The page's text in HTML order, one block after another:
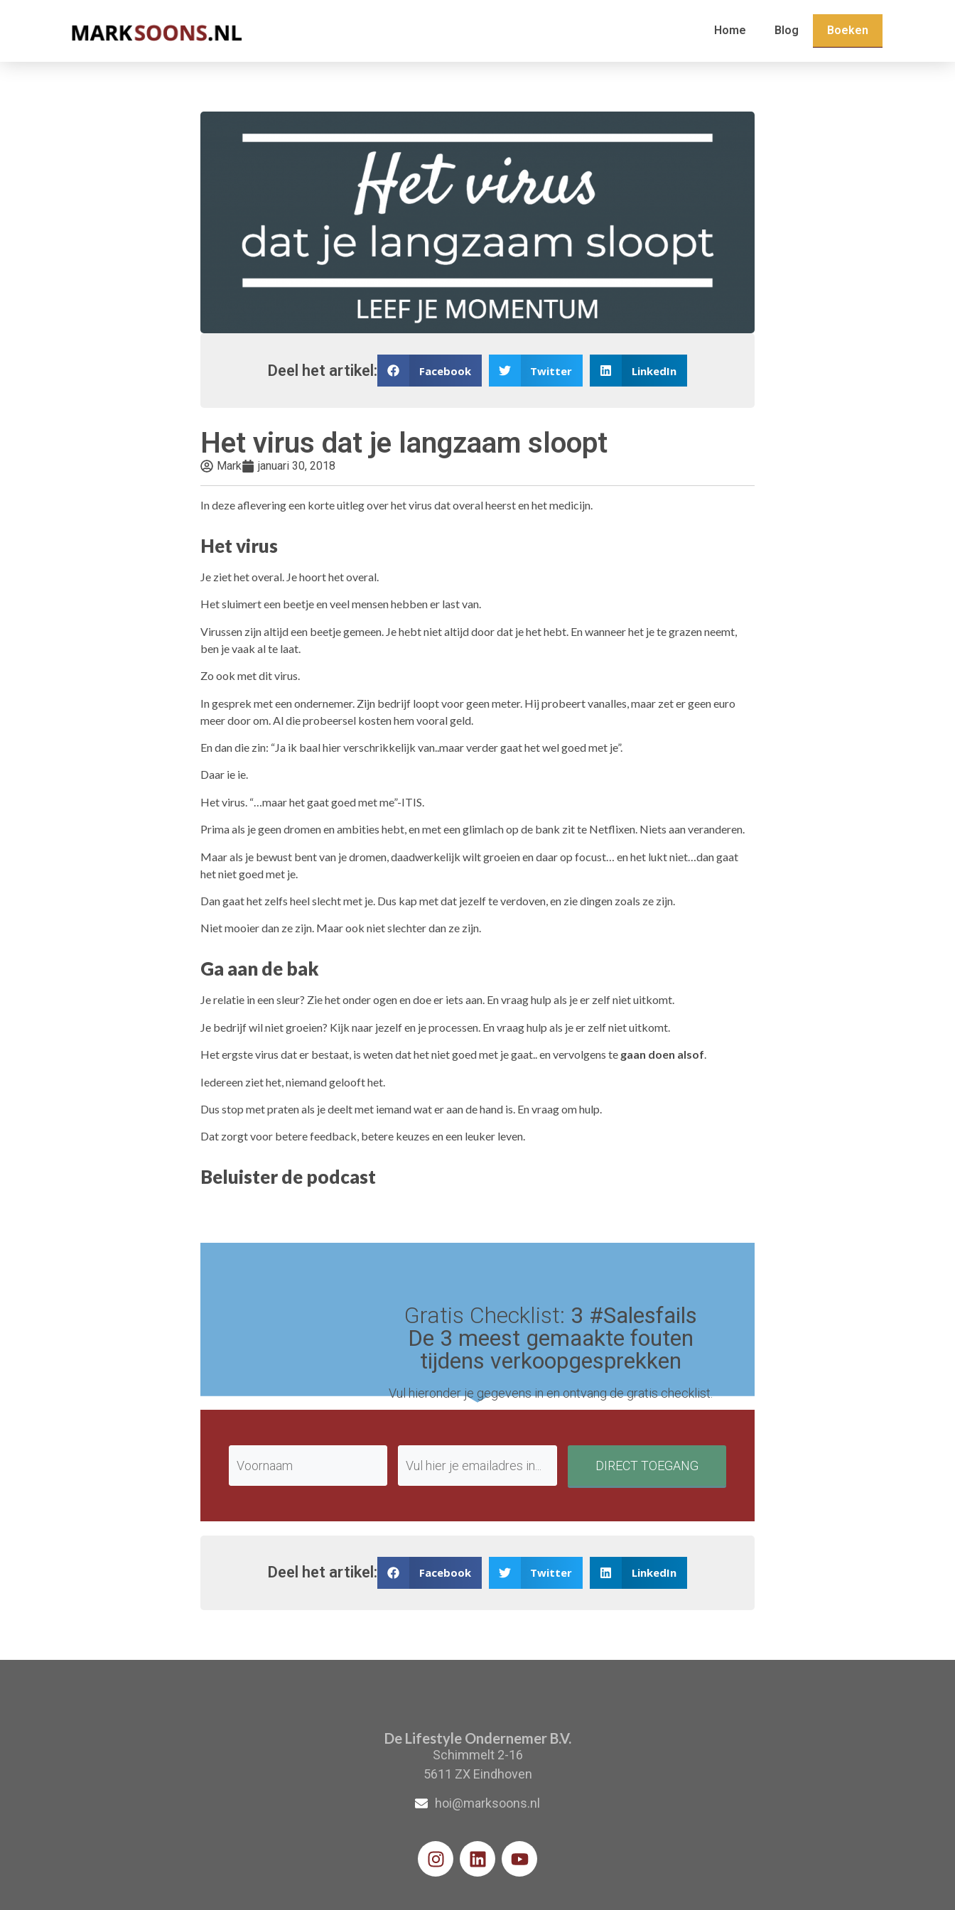
Home Blog Boeken
Deel het artikel: Facebook Twitter LinkedIn
Het virus dat je langzaam sloopt
Mark januari 30, 2018
In deze aflevering een korte uitleg over het virus dat overal heerst en het medicijn.
Het virus
Je ziet het overal. Je hoort het overal.
Het sluimert een beetje en veel mensen hebben er last van.
Virussen zijn altijd een beetje gemeen. Je hebt niet altijd door dat je het hebt. En wanneer het je te grazen neemt,
ben je vaak al te laat.
Zo ook met dit virus.
In gesprek met een ondernemer. Zijn bedrijf loopt voor geen meter. Hij probeert vanalles, maar zet er geen euro
meer door om. Al die probeersel kosten hem vooral geld.
En dan die zin: “Ja ik baal hier verschrikkelijk van..maar verder gaat het wel goed met je”.
Daar ie ie.
Het virus. “…maar het gaat goed met me”-ITIS.
Prima als je geen dromen en ambities hebt, en met een glimlach op de bank zit te Netflixen. Niets aan veranderen.
Maar als je bewust bent van je dromen, daadwerkelijk wilt groeien en daar op focust… en het lukt niet…dan gaat
het niet goed met je.
Dan gaat het zelfs heel slecht met je. Dus kap met dat jezelf te verdoven, en zie dingen zoals ze zijn.
Niet mooier dan ze zijn. Maar ook niet slechter dan ze zijn.
Ga aan de bak
Je relatie in een sleur? Zie het onder ogen en doe er iets aan. En vraag hulp als je er zelf niet uitkomt.
Je bedrijf wil niet groeien? Kijk naar jezelf en je processen. En vraag hulp als je er zelf niet uitkomt.
Het ergste virus dat er bestaat, is weten dat het niet goed met je gaat.. en vervolgens te gaan doen alsof.
Iedereen ziet het, niemand gelooft het.
Dus stop met praten als je deelt met iemand wat er aan de hand is. En vraag om hulp.
Dat zorgt voor betere feedback, betere keuzes en een leuker leven.
Beluister de podcast
Gratis Checklist: 3 #Salesfails
De 3 meest gemaakte fouten
tijdens verkoopgesprekken
Vul hieronder je gegevens in en ontvang de gratis checklist.
DIRECT TOEGANG
Deel het artikel: Facebook Twitter LinkedIn
De Lifestyle Ondernemer B.V.
Schimmelt 2-16
5611 ZX Eindhoven
hoi@marksoons.nl